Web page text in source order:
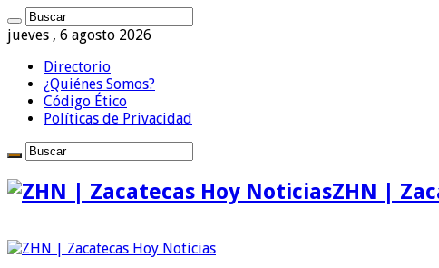
jueves , 6 agosto 2026
Directorio
¿Quiénes Somos?
Código Ético
Políticas de Privacidad
ZHN |